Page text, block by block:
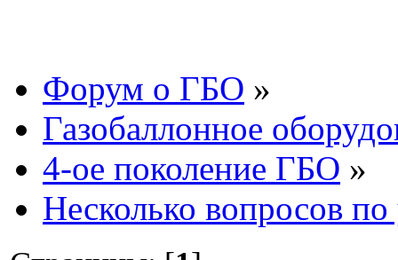
Форум о ГБО »
Газобаллонное
4-ое поколение ГБО »
Несколько вопросов